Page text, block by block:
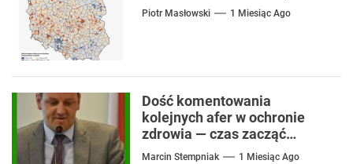
Piotr Masłowski 1 Miesiąc Ago
Dość komentowania
kolejnych afer w ochronie
zdrowia — czas zacząć
mówić o rozwiązaniach
Marcin Stempniak 1 Miesiąc Ago